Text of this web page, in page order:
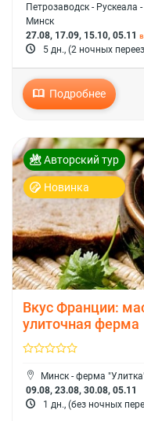
Петрозаводск - Рускеала
Минск
27.08, 17.09, 15.10, 05.11
5 дн., (2 ночных
Подробнее
Авторский тур
Новинка
Вкус Франции:
улиточная ферма
Минск - ферма
09.08, 23.08, 30.08, 05.11
1 дн., (без ночных